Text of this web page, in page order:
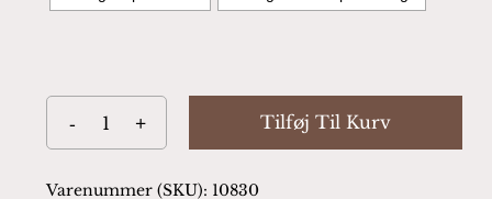
Tilføj Til Kurv
Varenummer (SKU): 10830